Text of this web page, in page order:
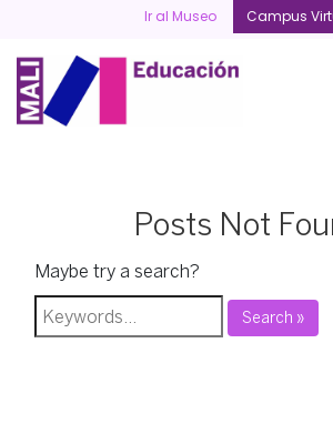
content
Ir al Museo Campus
Posts Not
Maybe try a search?
Search »